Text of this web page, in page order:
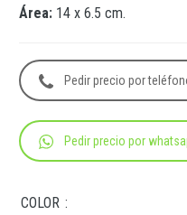
Área: 14 x 6.5 cm.
Pedir precio por
Pedir precio por
COLOR